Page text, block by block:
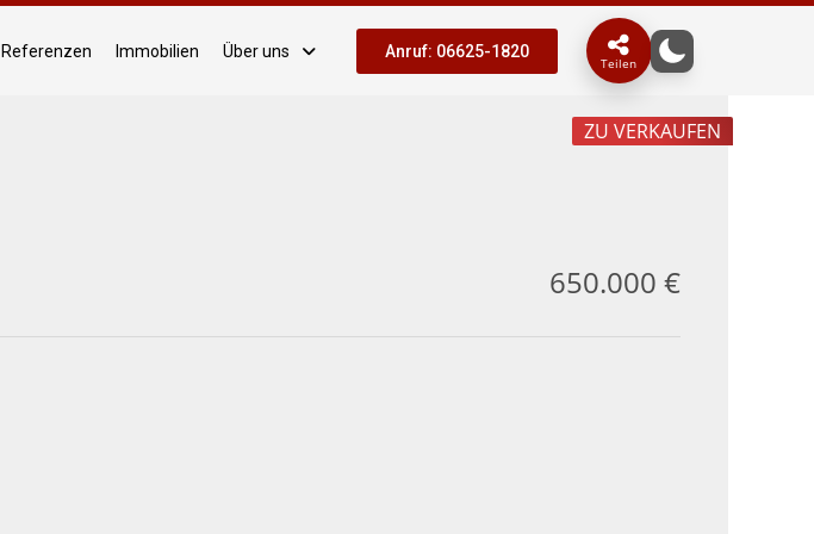
Referenzen Immobilien Über uns Anruf: 06625-1820
Teilen
ZU VERKAUFEN
650.000 €